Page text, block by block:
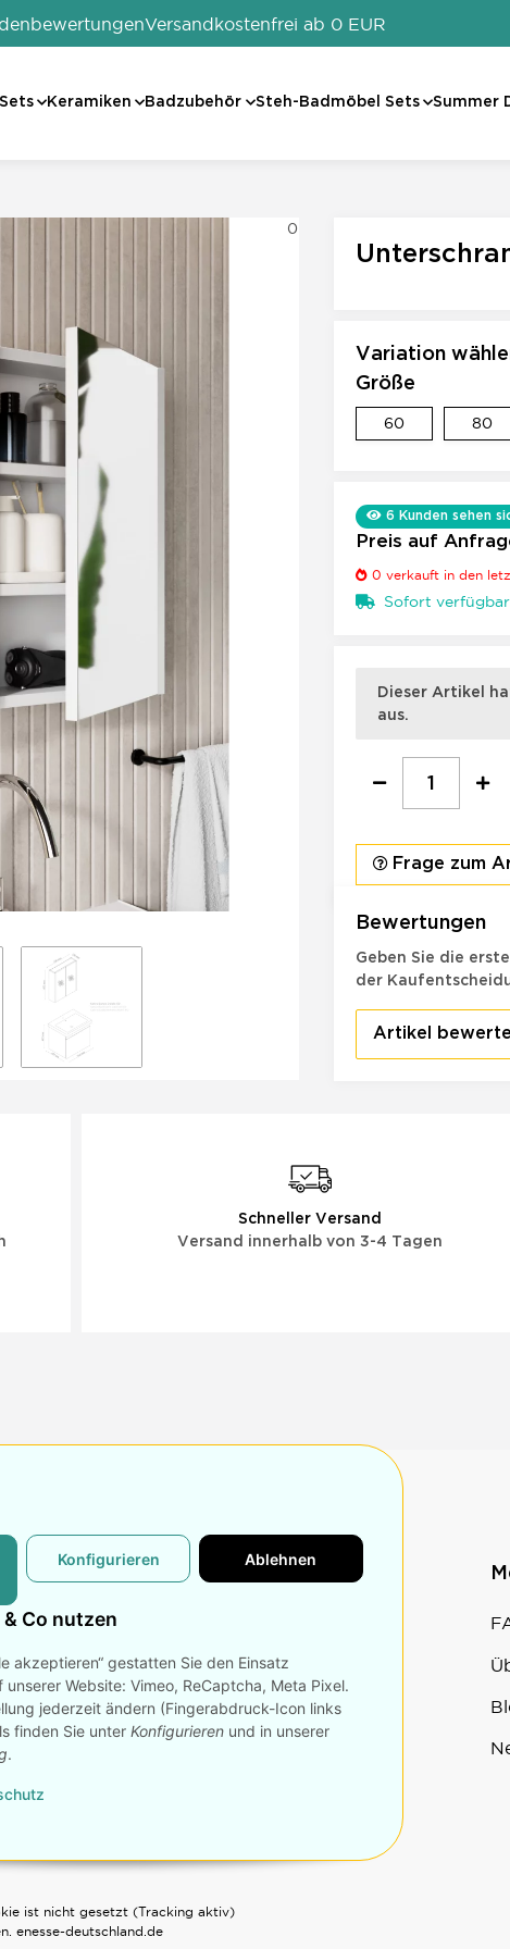
Versandkostenfrei ab 0 EUR
Keramiken Badzubehör Steh-Badmöbel Sets Summer
0
Variation
Größe
6060 8080
6 Kunden sehen
Preis auf
0 verkauft in den
Sofort verfügbar
x
Dieser Artikel
aus.
Frage zum
Bewertungen
Geben Sie die
der
Artikel
Schneller Versand
Versand innerhalb von 3-4 Tagen
Seiten Konto
Sale
Warenkorb
ist nicht gesetzt (Tracking aktiv)
enesse-deutschland.de
Konfigurieren Ablehnen
Co nutzen
akzeptieren“ gestatten Sie den Einsatz
Website: Vimeo, ReCaptcha, Meta Pixel.
jederzeit ändern (Fingerabdruck-Icon links
finden Sie unter Konfigurierenund in unserer
.